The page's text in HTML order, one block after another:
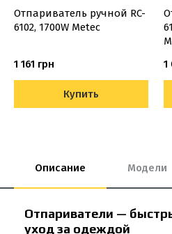
Отпариватель ручной RC-
6102, 1700W Metec
1 161 грн
Купить
1
Описание Модели
Отпариватели —
уход за одеждой